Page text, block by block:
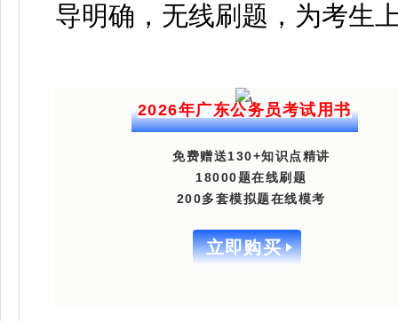
导明确，无线刷题，为考生
2026年广东公务员考试用书
免费赠送130+知识点精讲
18000题在线刷题
200多套模拟题在线模考
立即购买